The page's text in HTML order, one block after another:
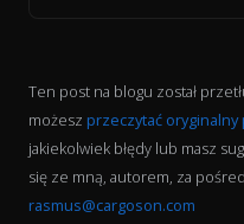
Ten post na blogu został
możesz przeczytać oryginalny
jakiekolwiek błędy lub masz
się ze mną, autorem, za
rasmus@cargoson.com